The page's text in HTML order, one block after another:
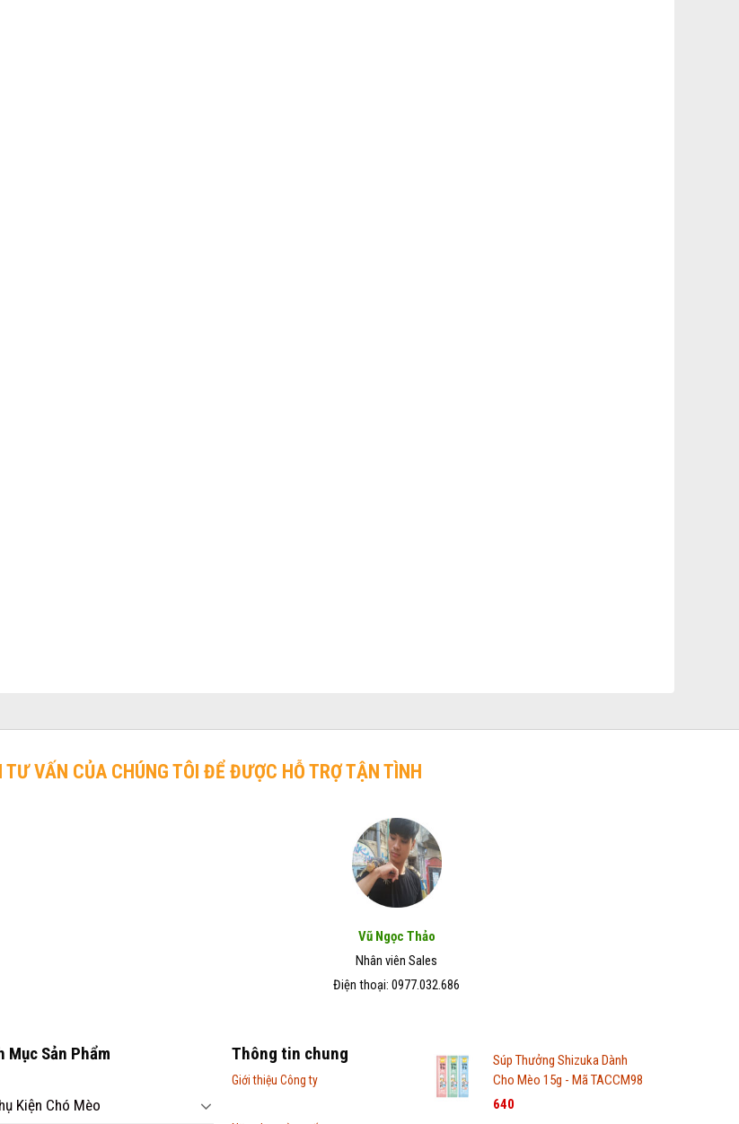
TƯ VẤN CỦA CHÚNG TÔI ĐỂ ĐƯỢC HỖ TRỢ TẬN TÌNH
Vũ Ngọc Thảo
Nhân viên Sales
Điện thoại: 0977.032.686
Mục Sản Phẩm
Kiện Chó Mèo
Thông tin chung
Giới thiệu Công ty
Súp Thưởng Shizuka Dành
Cho Mèo 15g - Mã TACCM98
640